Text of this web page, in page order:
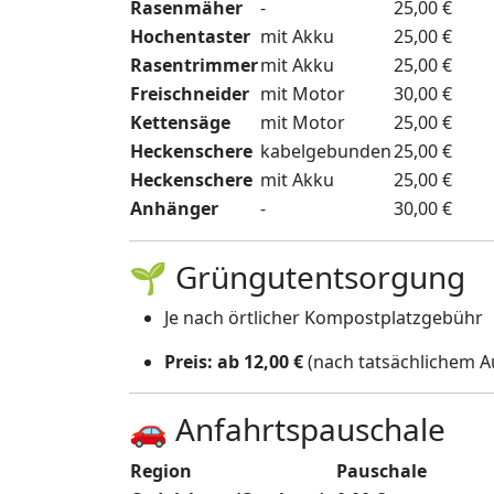
Rasenmäher
-
25,00 €
Hochentaster mit Akku
25,00 €
Rasentrimmermit Akku
25,00 €
Freischneider mit Motor
30,00 €
Kettensäge
mit Motor
25,00 €
Heckenschere kabelgebunden25,00 €
Heckenschere mit Akku
25,00 €
Anhänger
- 30,00 €
🌱 Grüngutentsorgung
Je nach örtlicher Kompostplatzgebühr
Preis: ab 12,00 €(nach tatsächlichem
🚗 Anfahrtspauschale
Region
Pauschale